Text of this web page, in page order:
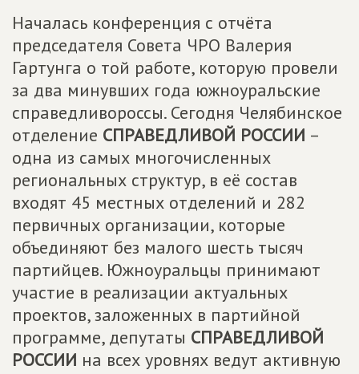
Началась конференция с отчёта
председателя Совета ЧРО Валерия
Гартунга о той работе, которую провели
за два минувших года южноуральские
справедливороссы. Сегодня Челябинское
отделение СПРАВЕДЛИВОЙ РОССИИ –
одна из самых многочисленных
региональных структур, в её состав
входят 45 местных отделений и 282
первичных организации, которые
объединяют без малого шесть тысяч
партийцев. Южноуральцы принимают
участие в реализации актуальных
проектов, заложенных в партийной
программе, депутаты СПРАВЕДЛИВОЙ
РОССИИ на всех уровнях ведут активную